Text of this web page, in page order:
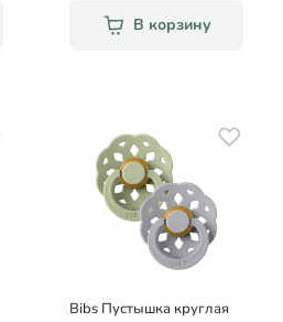
В корзину
Bibs Пустышка круглая